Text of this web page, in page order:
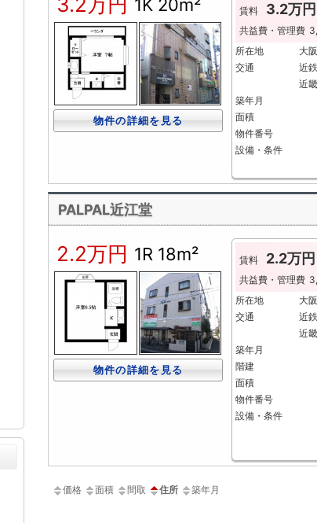
1K 20m²
物件の詳細を見る
賃料 3.2万円
共益費・管理費
所在地
大
交通
近
近
築年月
面積
物件番号
設備・条件
PALPAL近江堂
2.2万円 1R 18m²
物件の詳細を見る
賃料 2.2万円
共益費・管理費
所在地
大
交通
近
近
築年月
階建
面積
物件番号
設備・条件
価格 面積 間取 住所 築年月